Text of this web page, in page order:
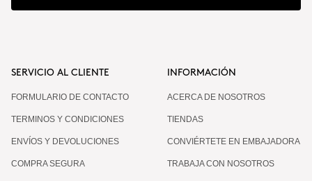
SERVICIO AL CLIENTE
FORMULARIO DE CONTACTO
TERMINOS Y CONDICIONES
ENVÍOS Y DEVOLUCIONES
COMPRA SEGURA
INFORMACIÓN
ACERCA DE NOSOTROS
TIENDAS
CONVIÉRTETE EN EMBAJADORA
TRABAJA CON NOSOTROS